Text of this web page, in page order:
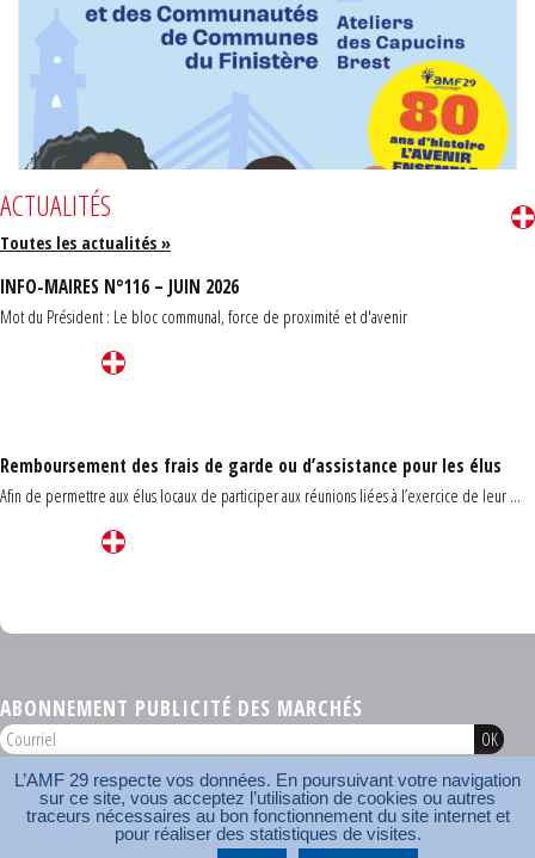
ACTUALITÉS
Toutes les actualités »
INFO-MAIRES N°116 – JUIN 2026
Mot du Président : Le bloc communal, force de proximité et d'avenir
Remboursement des frais de garde ou d’assistance pour les élus
Afin de permettre aux élus locaux de participer aux réunions liées à l’exercice de leur ...
ABONNEMENT PUBLICITÉ DES MARCHÉS
AMF 29 © 2026
Plan du site Nos coordonnées Mentions légales
Contact
Carrefour des communes
AMF
L’AMF 29 respecte vos données. En poursuivant votre navigation
sur ce site, vous acceptez l’utilisation de cookies ou autres
traceurs nécessaires au bon fonctionnement du site internet et
pour réaliser des statistiques de visites.